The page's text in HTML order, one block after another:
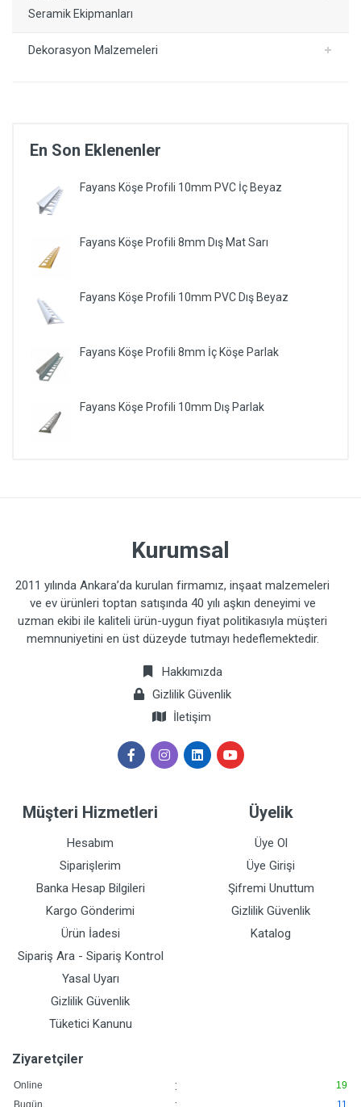
Seramik Ekipmanları
Dekorasyon Malzemeleri
En Son Eklenenler
Fayans Köşe Profili 10mm PVC İç Beyaz
Fayans Köşe Profili 8mm Dış Mat Sarı
Fayans Köşe Profili 10mm PVC Dış Beyaz
Fayans Köşe Profili 8mm İç Köşe Parlak
Fayans Köşe Profili 10mm Dış Parlak
Kurumsal
2011 yılında Ankara’da kurulan firmamız, inşaat malzemeleri
ve ev ürünleri toptan satışında 40 yılı aşkın deneyimi ve
uzman ekibi ile kaliteli ürün-uygun fiyat politikasıyla müşteri
memnuniyetini en üst düzeyde tutmayı hedeflemektedir.
Hakkımızda
Gizlilik Güvenlik
İletişim
Müşteri Hizmetleri
Hesabım
Siparişlerim
Banka Hesap Bilgileri
Kargo Gönderimi
Ürün İadesi
Sipariş Ara - Sipariş Kontrol
Yasal Uyarı
Gizlilik Güvenlik
Tüketici Kanunu
Üyelik
Üye Ol
Üye Girişi
Şifremi Unuttum
Gizlilik Güvenlik
Katalog
Ziyaretçiler
Online :
19